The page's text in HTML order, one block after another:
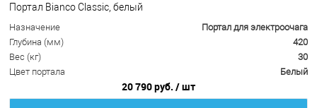
Портал Bianco Classic, белый
Назначение
Портал для электроочага
Глубина (мм)
420
Вес (кг)
30
Цвет портала
Белый
20 790 руб. / шт